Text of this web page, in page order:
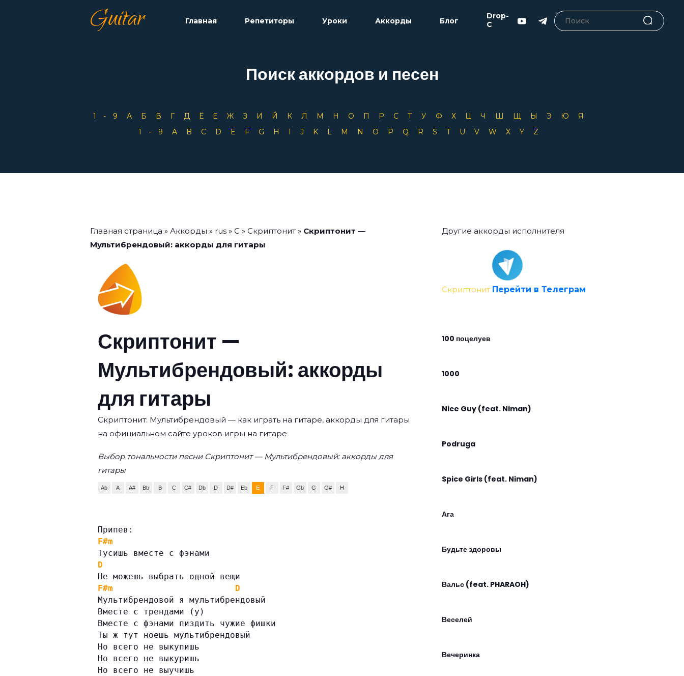
Guitar Главная Репетиторы Уроки Аккорды Блог
Drop-
C
Поиск аккордов и песен
1-9 А Б В Г Д Ё Е Ж З И Й К Л М Н О П Р С Т У Ф Х Ц Ч Ш Щ Ы Э Ю
Я
1-9
A B C D E F G H I J K L M N O P Q R S T U V W X Y Z
Главная страница » Аккорды » rus » С » Скриптонит » Скриптонит —
Мультибрендовый: аккорды для гитары
Скриптонит —
Мультибрендовый: аккорды
для гитары
Скриптонит: Мультибрендовый — как играть на гитаре, аккорды для гитары
на официальном сайте уроков игры на гитаре
Выбор тональности песни Скриптонит — Мультибрендовый: аккорды для
гитары
Ab A A# Bb B C C# Db D D# Eb E F F# Gb G G# H
Припев:
F#m
Тусишь вместе с фэнами
D
Не можешь выбрать одной вещи
F#m
D
Мультибрендовой я мультибрендовый
Вместе с трендами (у)
Вместе с фэнами пиздить чужие фишки
Ты ж тут ноешь мультибрендовый
Но всего не выкупишь
Но всего не выкуришь
Но всего не выучишь
Другие аккорды исполнителя
Скриптонит Перейти в Телеграм
100 поцелуев
1000
Nice Guy (feat. Niman)
Podruga
Spice Girls (feat. Niman)
Ага
Будьте здоровы
Вальс (feat. PHARAOH)
Веселей
Вечеринка